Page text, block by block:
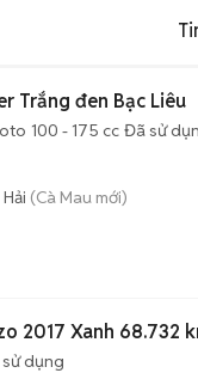
Trắng đen Bạc Liêu
100 - 175 cc Đã sử
(Cà Mau mới)
2017 Xanh 68.732
dụng